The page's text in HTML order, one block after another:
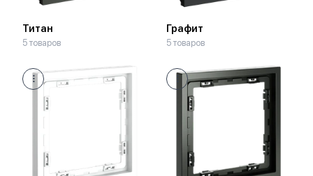
Титан
5 товаров
Графит
5 товаров